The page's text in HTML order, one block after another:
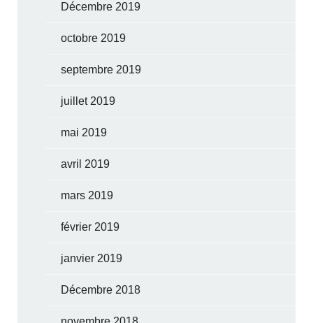
Décembre 2019
octobre 2019
septembre 2019
juillet 2019
mai 2019
avril 2019
mars 2019
février 2019
janvier 2019
Décembre 2018